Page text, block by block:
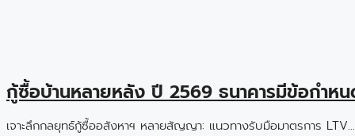
กู้ซื้อบ้านหลายหลัง ปี 2569 ธนาคารมีข้อกำห
เจาะลึกกลยุทธ์กู้ซื้ออสังหาฯ หลายสัญญา: แนวทางรับมือมาตรการ LTV...